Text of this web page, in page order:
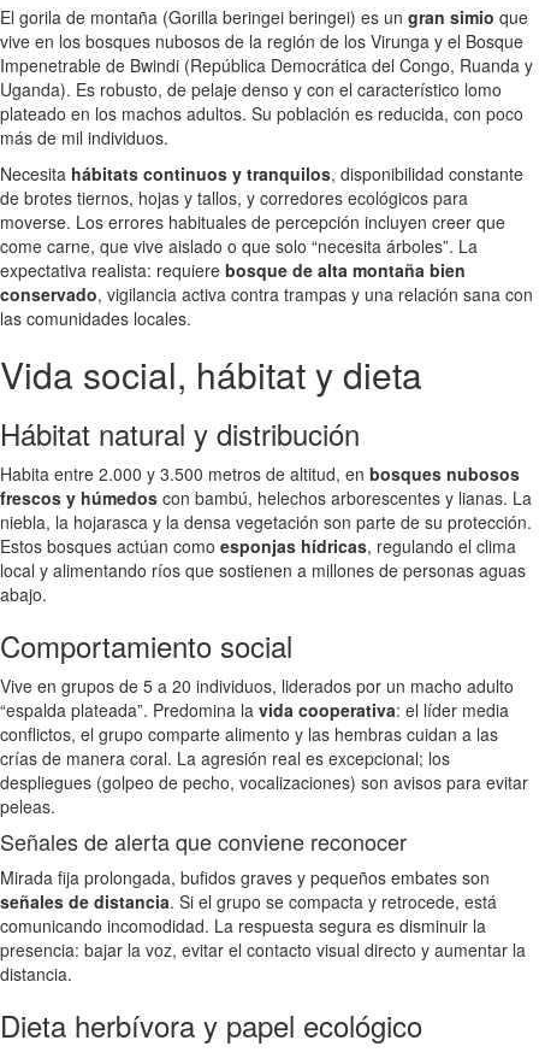
El gorila de montaña (Gorilla beringei beringei) es un gran simio que
vive en los bosques nubosos de la región de los Virunga y el Bosque
Impenetrable de Bwindi (República Democrática del Congo, Ruanda y
Uganda). Es robusto, de pelaje denso y con el característico lomo
plateado en los machos adultos. Su población es reducida, con poco
más de mil individuos.
Necesita hábitats continuos y tranquilos, disponibilidad constante
de brotes tiernos, hojas y tallos, y corredores ecológicos para
moverse. Los errores habituales de percepción incluyen creer que
come carne, que vive aislado o que solo “necesita árboles”. La
expectativa realista: requiere bosque de alta montaña bien
conservado, vigilancia activa contra trampas y una relación sana con
las comunidades locales.
Vida social, hábitat y dieta
Hábitat natural y distribución
Habita entre 2.000 y 3.500 metros de altitud, en bosques nubosos
frescos y húmedos con bambú, helechos arborescentes y lianas. La
niebla, la hojarasca y la densa vegetación son parte de su protección.
Estos bosques actúan como esponjas hídricas, regulando el clima
local y alimentando ríos que sostienen a millones de personas aguas
abajo.
Comportamiento social
Vive en grupos de 5 a 20 individuos, liderados por un macho adulto
“espalda plateada”. Predomina la vida cooperativa: el líder media
conflictos, el grupo comparte alimento y las hembras cuidan a las
crías de manera coral. La agresión real es excepcional; los
despliegues (golpeo de pecho, vocalizaciones) son avisos para evitar
peleas.
Señales de alerta que conviene reconocer
Mirada fija prolongada, bufidos graves y pequeños embates son
señales de distancia. Si el grupo se compacta y retrocede, está
comunicando incomodidad. La respuesta segura es disminuir la
presencia: bajar la voz, evitar el contacto visual directo y aumentar la
distancia.
Dieta herbívora y papel ecológico